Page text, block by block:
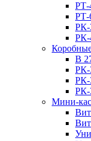
РТ-
РТ-
РК-
РК-
B
РК-
РК-
РК-
Мини-